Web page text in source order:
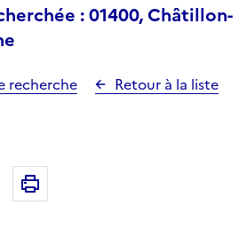
: 01400, Châtillon-
recherche
Retour à la liste
par email
Copier dans le presse-papier